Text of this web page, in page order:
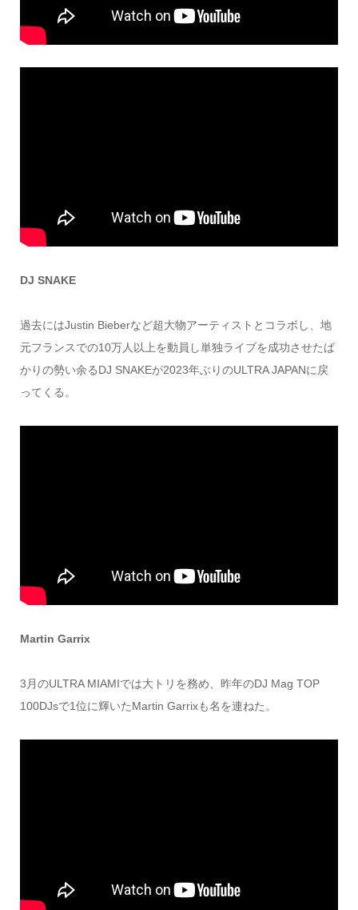
DJ SNAKE
過去にはJustin Bieberなど超大物アーティストとコラボし、地
元フランスでの10万人以上を動員し単独ライブを成功させたば
かりの勢い余るDJ SNAKEが2023年ぶりのULTRA JAPANに戻
ってくる。
Martin Garrix
3月のULTRA MIAMIでは大トリを務め、昨年のDJ Mag TOP
100DJsで1位に輝いたMartin Garrixも名を連ねた。